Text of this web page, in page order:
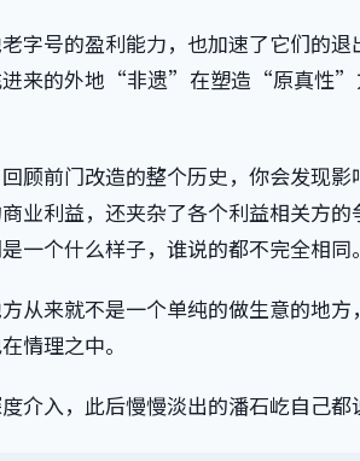
字号的盈利能力，也加速了它们的退
进来的外地“非遗”在塑造“原真性”
顾前门改造的整个历史，你会发现影
业利益，还夹杂了各个利益相关方的
一个什么样子，谁说的都不完全相同
从来就不是一个单纯的做生意的地方
情理之中。
介入，此后慢慢淡出的潘石屹自己